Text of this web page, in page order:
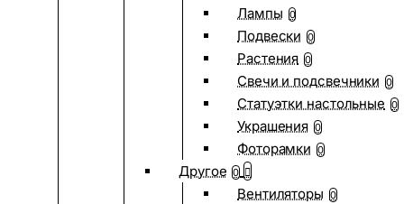
Лампы 0
Подвески 0
Растения 0
Свечи и подсвечники 0
Статуэтки настольные 0
Украшения 0
Фоторамки 0
Другое 0
Вентиляторы 0